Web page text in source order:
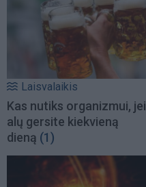
Laisvalaikis
Kas nutiks organizmui, jei
alų gersite kiekvieną
dieną (1)